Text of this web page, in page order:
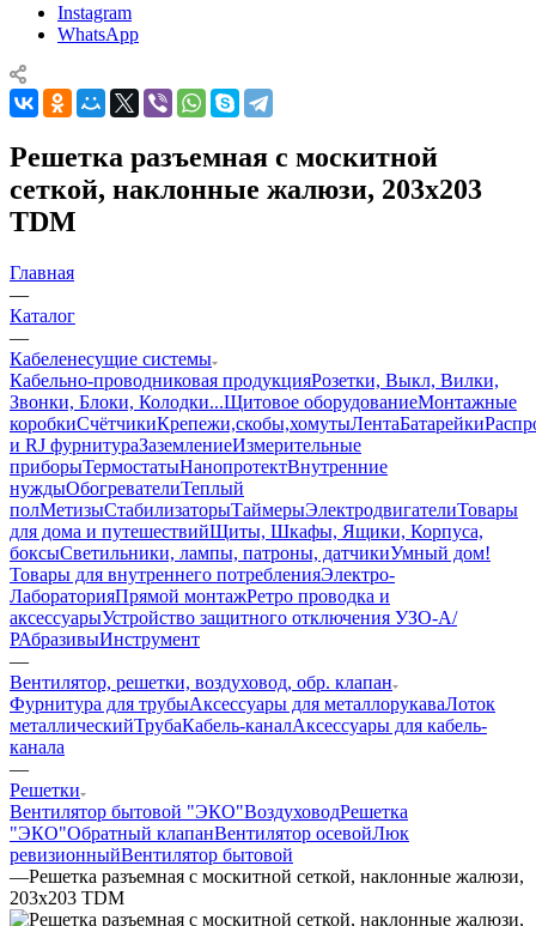
Instagram
WhatsApp
Решетка разъемная с москитной
сеткой, наклонные жалюзи, 203х203
TDM
Главная
—
Каталог
—
Кабеленесущие системы
Кабельно-проводниковая продукцияРозетки, Выкл, Вилки,
Звонки, Блоки, Колодки...Щитовое оборудованиеМонтажные
коробкиСчётчикиКрепежи,скобы,хомутыЛентаБатарейки
и RJ фурнитураЗаземлениеИзмерительные
приборыТермостатыНанопротектВнутренние
нуждыОбогревателиТеплый
полМетизыСтабилизаторыТаймерыЭлектродвигателиТовары
для дома и путешествийЩиты, Шкафы, Ящики, Корпуса,
боксыСветильники, лампы, патроны, датчикиУмный дом!
Товары для внутреннего потребленияЭлектро-
ЛабораторияПрямой монтажРетро проводка и
аксессуарыУстройство защитного отключения УЗО-А/
РАбразивыИнструмент
—
Вентилятор, решетки, воздуховод, обр. клапан
Фурнитура для трубыАксессуары для металлорукаваЛоток
металлическийТрубаКабель-каналАксессуары для кабель-
канала
—
Решетки
Вентилятор бытовой "ЭКО"ВоздуховодРешетка
"ЭКО"Обратный клапанВентилятор осевойЛюк
ревизионныйВентилятор бытовой
—Решетка разъемная с москитной сеткой, наклонные жалюзи,
203х203 TDM